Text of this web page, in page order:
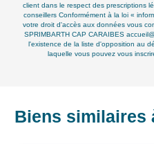
client dans le respect des prescriptions
conseillers Conformément à la loi «
votre droit d'accès aux données vous
SPRIMBARTH CAP CARAIBES
l'existence de la liste d'opposition au
laquelle vous pouvez vous
Biens similaires